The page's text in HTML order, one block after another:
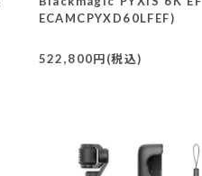
ECAMCPYXD60LFEF)
522,800円(税込)